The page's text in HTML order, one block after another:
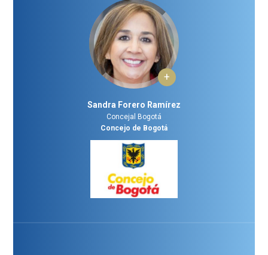
+
Sandra Forero Ramírez
Concejal Bogotá
Concejo de Bogotá